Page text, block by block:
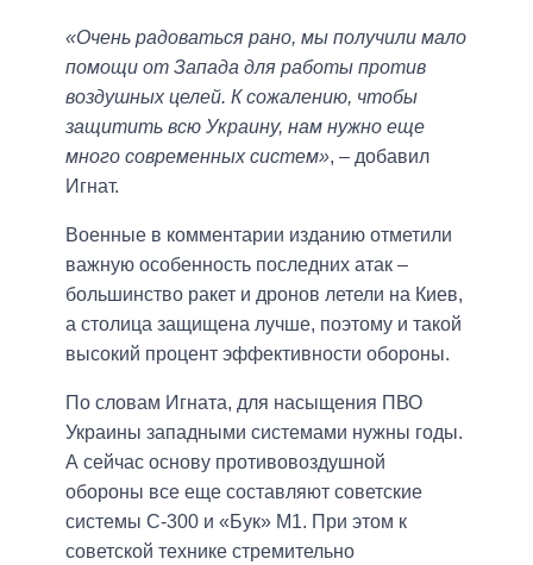
«Очень радоваться рано, мы получили мало
помощи от Запада для работы против
воздушных целей. К сожалению, чтобы
защитить всю Украину, нам нужно еще
много современных систем», – добавил
Игнат.
Военные в комментарии изданию отметили
важную особенность последних атак –
большинство ракет и дронов летели на Киев,
а столица защищена лучше, поэтому и такой
высокий процент эффективности обороны.
По словам Игната, для насыщения ПВО
Украины западными системами нужны годы.
А сейчас основу противовоздушной
обороны все еще составляют советские
системы С-300 и «Бук» М1. При этом к
советской технике стремительно